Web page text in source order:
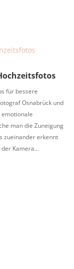
für bessere
Osnabrück und
man die Zuneigung
zueinander erkennt
Kamera...